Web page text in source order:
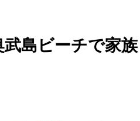
島ビーチで家族